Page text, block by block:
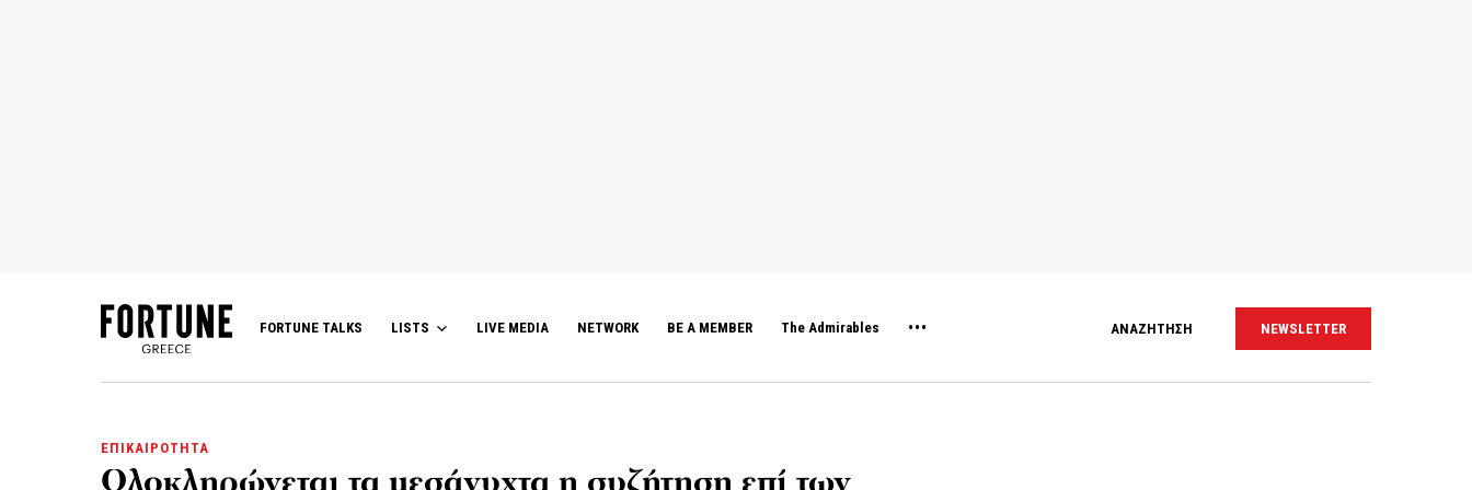
FORTUNE TALKS LISTS LIVE MEDIA NETWORK BE A MEMBER The Admirables ΑΝΑΖΗΤΗΣΗ NEWSLETTER
ΕΠΙΚΑΙΡΟΤΗΤΑ